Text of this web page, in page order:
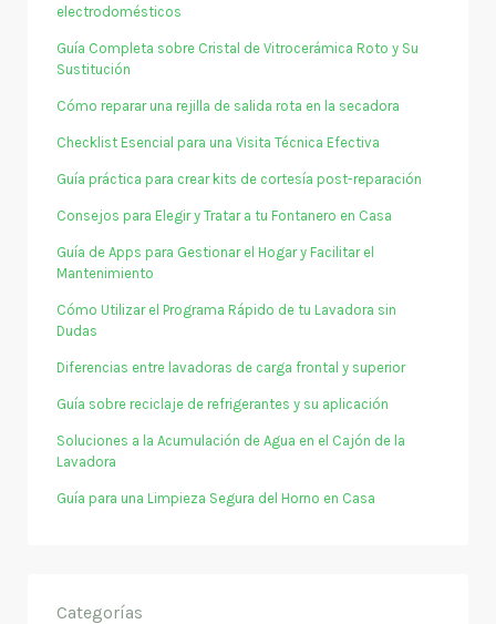
electrodomésticos
Guía Completa sobre Cristal de Vitrocerámica Roto y Su
Sustitución
Cómo reparar una rejilla de salida rota en la secadora
Checklist Esencial para una Visita Técnica Efectiva
Guía práctica para crear kits de cortesía post-reparación
Consejos para Elegir y Tratar a tu Fontanero en Casa
Guía de Apps para Gestionar el Hogar y Facilitar el
Mantenimiento
Cómo Utilizar el Programa Rápido de tu Lavadora sin
Dudas
Diferencias entre lavadoras de carga frontal y superior
Guía sobre reciclaje de refrigerantes y su aplicación
Soluciones a la Acumulación de Agua en el Cajón de la
Lavadora
Guía para una Limpieza Segura del Horno en Casa
Categorías